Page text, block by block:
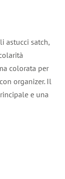
astucci satch,
colorata per
organizer. Il
e una